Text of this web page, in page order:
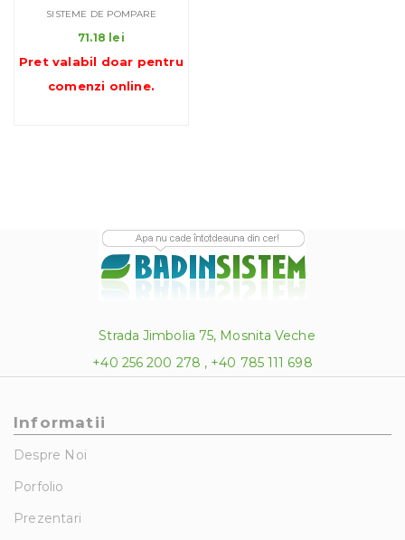
SISTEME DE POMPARE
71.18 lei
Pret valabil doar pentru
comenzi online.
Strada Jimbolia 75, Mosnita Veche
+40 256 200 278 , +40 785 111 698
Informatii
Despre Noi
Porfolio
Prezentari